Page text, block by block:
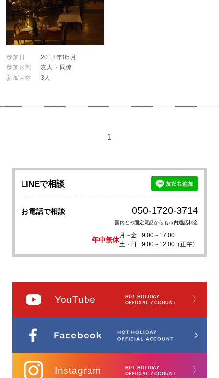
参加日
2012年05月
参加形態
友人・同僚
参加人数
3人
1
LINEで相談
お電話で相談 050-1720-3714
国内どの固定電話からも市内通話料金
年中無休
月～金
9:00～17:00
土・日
9:00～12:00（正午）
YouTube
HOT HOLIDAY
OFFICIAL ACCOUNT
〉
Instagram
HOT HOLIDAY
OFFICIAL ACCOUNT
〉